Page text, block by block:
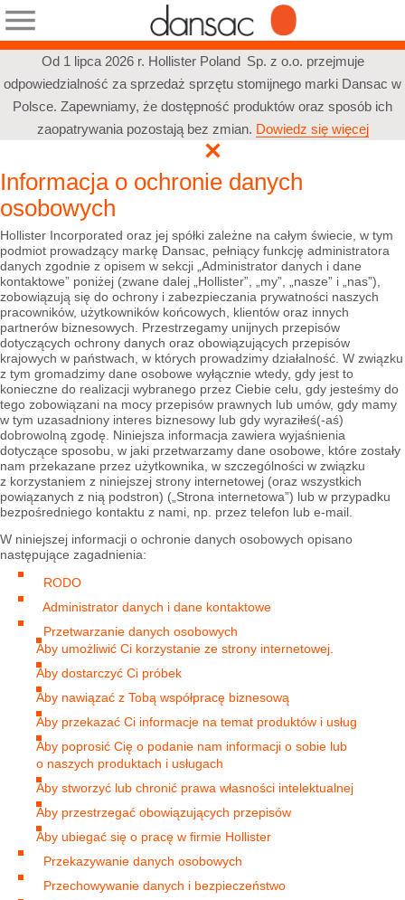
Od 1 lipca 2026 r. Hollister Poland Sp. z o.o. przejmuje
odpowiedzialność za sprzedaż sprzętu stomijnego marki Dansac w
Polsce. Zapewniamy, że dostępność produktów oraz sposób ich
zaopatrywania pozostają bez zmian. Dowiedz się więcej
Informacja o ochronie danych
osobowych
Hollister Incorporated oraz jej spółki zależne na całym świecie, w tym
podmiot prowadzący markę Dansac, pełniący funkcję administratora
danych zgodnie z opisem w sekcji „Administrator danych i dane
kontaktowe” poniżej (zwane dalej „Hollister”, „my”, „nasze” i „nas”),
zobowiązują się do ochrony i zabezpieczania prywatności naszych
pracowników, użytkowników końcowych, klientów oraz innych
partnerów biznesowych. Przestrzegamy unijnych przepisów
dotyczących ochrony danych oraz obowiązujących przepisów
krajowych w państwach, w których prowadzimy działalność. W związku
z tym gromadzimy dane osobowe wyłącznie wtedy, gdy jest to
konieczne do realizacji wybranego przez Ciebie celu, gdy jesteśmy do
tego zobowiązani na mocy przepisów prawnych lub umów, gdy mamy
w tym uzasadniony interes biznesowy lub gdy wyraziłeś(-aś)
dobrowolną zgodę. Niniejsza informacja zawiera wyjaśnienia
dotyczące sposobu, w jaki przetwarzamy dane osobowe, które zostały
nam przekazane przez użytkownika, w szczególności w związku
z korzystaniem z niniejszej strony internetowej (oraz wszystkich
powiązanych z nią podstron) („Strona internetowa”) lub w przypadku
bezpośredniego kontaktu z nami, np. przez telefon lub e-mail.
W niniejszej informacji o ochronie danych osobowych opisano
następujące zagadnienia:
RODO
Administrator danych i dane kontaktowe
Przetwarzanie danych osobowych
Aby umożliwić Ci korzystanie ze strony internetowej.
Aby dostarczyć Ci próbek
Aby nawiązać z Tobą współpracę biznesową
Aby przekazać Ci informacje na temat produktów i usług
Aby poprosić Cię o podanie nam informacji o sobie lub
o naszych produktach i usługach
Aby stworzyć lub chronić prawa własności intelektualnej
Aby przestrzegać obowiązujących przepisów
Aby ubiegać się o pracę w firmie Hollister
Przekazywanie danych osobowych
Przechowywanie danych i bezpieczeństwo